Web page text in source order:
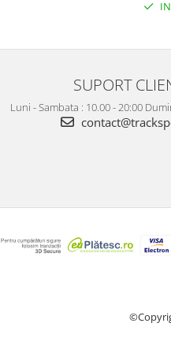
SUPORT
Luni - Sambata : 10.00 - 20:00